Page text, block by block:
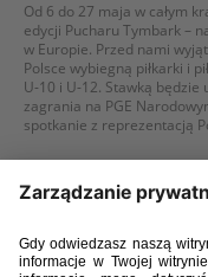
Od 6 do 27 maja w całym
edycji Pucharu Tymbark –
w Europie. Przed nami
Polsce wybiegną piłkarki i
U-10 i U-12. Stawką będzie
zagrania na PGE
spotkanie z reprezentacją